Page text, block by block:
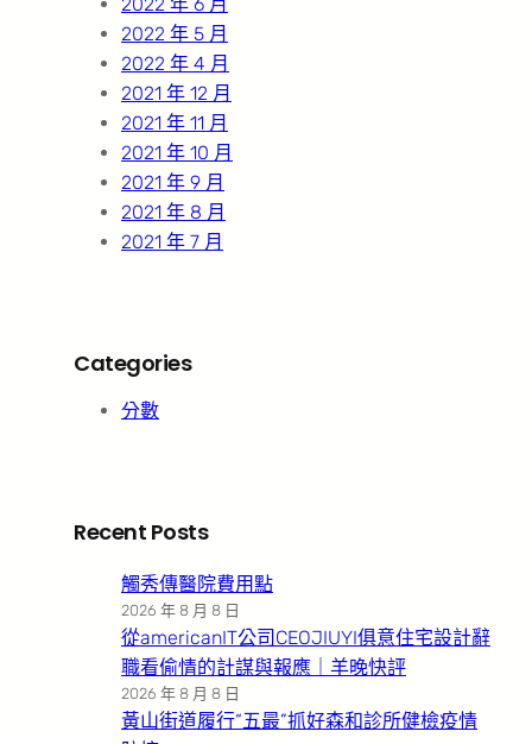
2022 年 5 月
2022 年 4 月
2021 年 12 月
2021 年 11 月
2021 年 10 月
2021 年 9 月
2021 年 8 月
2021 年 7 月
Categories
分數
Recent Posts
觸秀傳醫院費用點
2026 年 8 月 8 日
從americanIT公司CEOJIUYI俱意住宅設計辭
職看偷情的計謀與報應｜羊晚快評
2026 年 8 月 8 日
黃山街道履行“五最”抓好森和診所健檢疫情